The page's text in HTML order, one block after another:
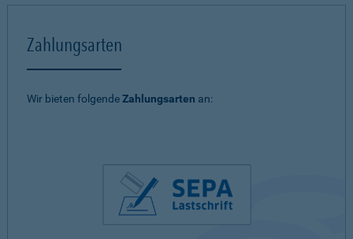
Zahlungsarten
Wir bieten folgendeZahlungsarten an: